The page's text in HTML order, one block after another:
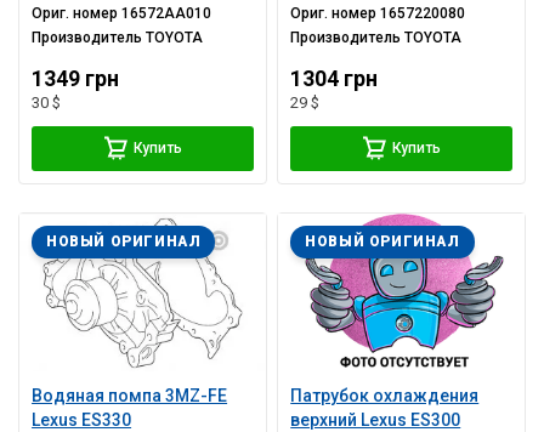
Ориг. номер16572AA010
ПроизводительTOYOTA
1349 грн
30 $
Купить
Ориг. номер1657220080
ПроизводительTOYOTA
1304 грн
29 $
Купить
Водяная помпа 3MZ-FE
Lexus ES330
НОВЫЙ ОРИГИНАЛ
Патрубок охлаждения
верхний Lexus ES300
НОВЫЙ ОРИГИНАЛ